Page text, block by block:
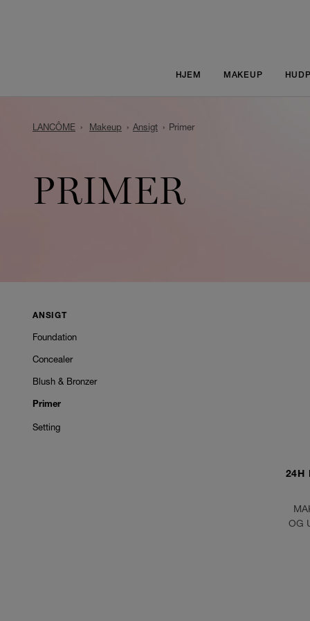
HJEM MAKEUP
LANCÔME Makeup Ansigt Primer
PRIMER
ANSIGT
Foundation
Concealer
Blush & Bronzer
Primer
Setting
24H
OG